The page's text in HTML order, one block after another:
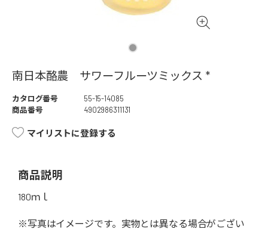
南日本酪農 サワーフルーツミックス *
カタログ番号
55-15-14085
商品番号
4902986311131
マイリストに登録する
商品説明
180ｍｌ
※写真はイメージです。実物とは異なる場合がござい